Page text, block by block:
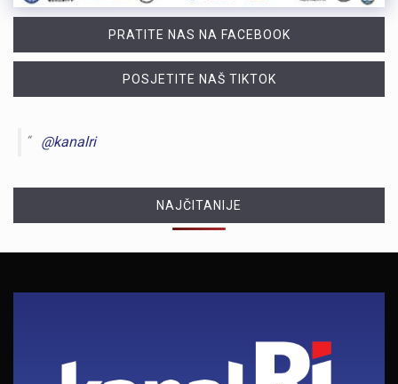
PRATITE NAS NA FACEBOOK
POSJETITE NAŠ TIKTOK
@kanalri
NAJČITANIJE